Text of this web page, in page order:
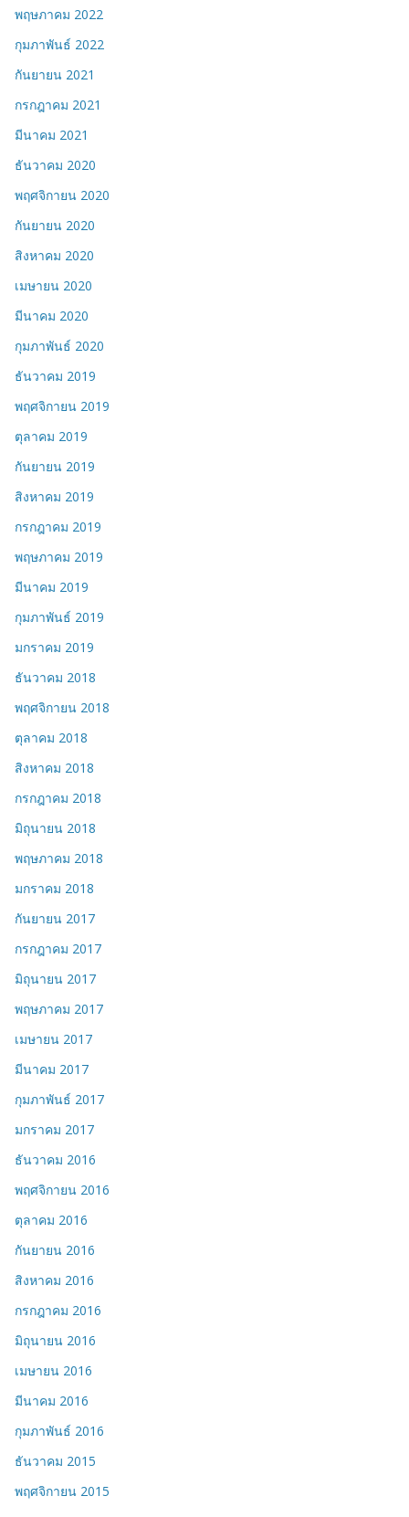
พฤษภาคม 2022
กุมภาพันธ์ 2022
กันยายน 2021
กรกฎาคม 2021
มีนาคม 2021
ธันวาคม 2020
พฤศจิกายน 2020
กันยายน 2020
สิงหาคม 2020
เมษายน 2020
มีนาคม 2020
กุมภาพันธ์ 2020
ธันวาคม 2019
พฤศจิกายน 2019
ตุลาคม 2019
กันยายน 2019
สิงหาคม 2019
กรกฎาคม 2019
พฤษภาคม 2019
มีนาคม 2019
กุมภาพันธ์ 2019
มกราคม 2019
ธันวาคม 2018
พฤศจิกายน 2018
ตุลาคม 2018
สิงหาคม 2018
กรกฎาคม 2018
มิถุนายน 2018
พฤษภาคม 2018
มกราคม 2018
กันยายน 2017
กรกฎาคม 2017
มิถุนายน 2017
พฤษภาคม 2017
เมษายน 2017
มีนาคม 2017
กุมภาพันธ์ 2017
มกราคม 2017
ธันวาคม 2016
พฤศจิกายน 2016
ตุลาคม 2016
กันยายน 2016
สิงหาคม 2016
กรกฎาคม 2016
มิถุนายน 2016
เมษายน 2016
มีนาคม 2016
กุมภาพันธ์ 2016
ธันวาคม 2015
พฤศจิกายน 2015